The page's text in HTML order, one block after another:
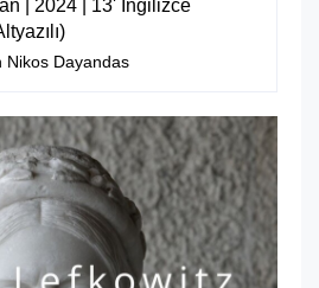
| 2024 | 13' İngilizce
Nikos Dayandas